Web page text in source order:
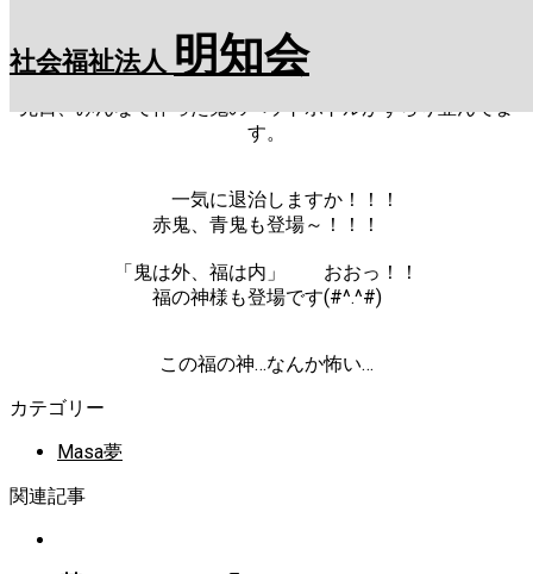
content
社会福祉法人 明知会
今日は、節分です。
先日、みんなで作った鬼のペットボトルがずらり並んでま
す。
一気に退治しますか！！！
赤鬼、青鬼も登場～！！！
「鬼は外、福は内」
おおっ！！
福の神様も登場です(#^.^#)
この福の神…なんか怖い…
カテゴリー
Masa夢
関連記事